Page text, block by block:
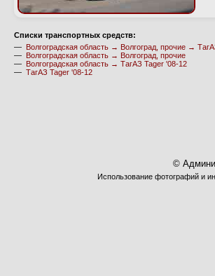
Cписки транспортных средств:
— Волгоградская область → Волгоград, прочие →
— Волгоградская область → Волгоград, прочие
— Волгоградская область → ТагАЗ Tager '08-12
— ТагАЗ Tager '08-12
©
Использование фотографий и